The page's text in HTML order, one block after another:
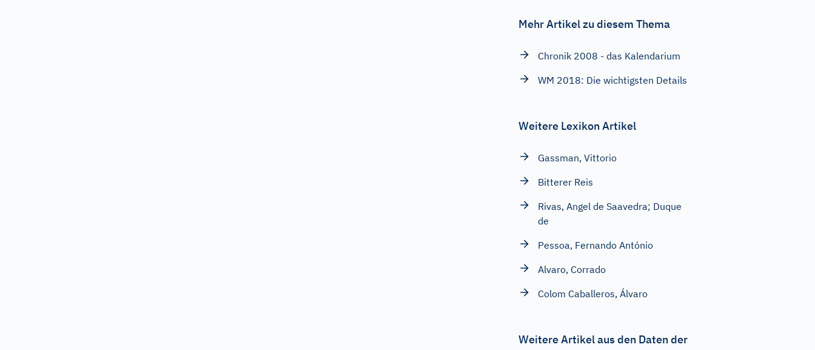
Mehr Artikel zu diesem Thema
Chronik 2008 - das Kalendarium
WM 2018: Die wichtigsten Details
Weitere Lexikon Artikel
Gassman, Vittorio
Bitterer Reis
Rivas, Angel de Saavedra; Duque
de
Pessoa, Fernando António
Alvaro, Corrado
Colom Caballeros, Álvaro
Weitere Artikel aus den Daten der